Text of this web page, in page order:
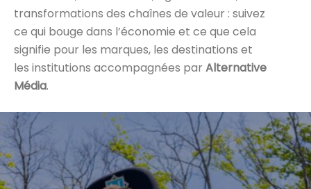
transformations des chaînes de valeur : suivez
ce qui bouge dans l’économie et ce que cela
signifie pour les marques, les destinations et
les institutions accompagnées par Alternative
Média.